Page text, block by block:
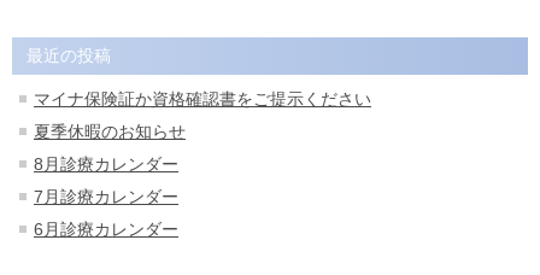
最近の投稿
マイナ保険証か資格確認書をご提示ください
夏季休暇のお知らせ
8月診療カレンダー
7月診療カレンダー
6月診療カレンダー